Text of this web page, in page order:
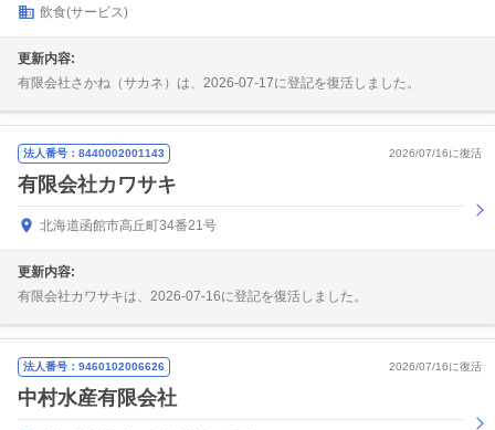
飲食(サービス)
更新内容:
有限会社さかね（サカネ）は、2026-07-17に登記を復活しました。
法人番号：8440002001143 2026/07/16に復活
有限会社カワサキ
北海道函館市高丘町34番21号
更新内容:
有限会社カワサキは、2026-07-16に登記を復活しました。
法人番号：9460102006626 2026/07/16に復活
中村水産有限会社